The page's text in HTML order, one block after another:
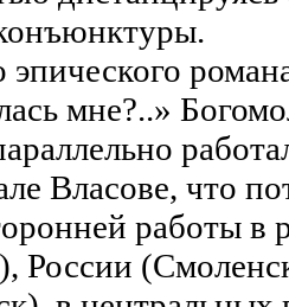
мне?..»
Власове, что
работы в
России